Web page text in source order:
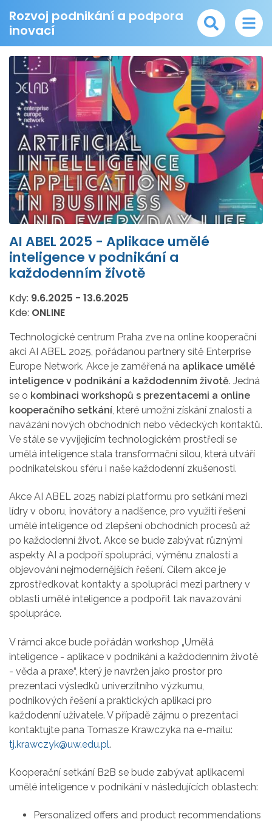
Rozvoj podnikání a podpora
inovací
AI ABEL 2025 - Aplikace umělé
inteligence v podnikání a
každodenním životě
Kdy: 9.6.2025 - 13.6.2025
Kde: ONLINE
Technologické centrum Praha zve na online kooperační
akci AI ABEL 2025, pořádanou partnery sítě Enterprise
Europe Network. Akce je zaměřená na aplikace umělé
inteligence v podnikání a každodenním životě. Jedná
se o kombinaci workshopů s prezentacemi a online
kooperačního setkání, které umožní získání znalostí a
navázání nových obchodních nebo vědeckých kontaktů.
Ve stále se vyvíjejícím technologickém prostředí se
umělá inteligence stala transformační silou, která utváří
podnikatelskou sféru i naše každodenní zkušenosti.
Akce AI ABEL 2025 nabízí platformu pro setkání mezi
lídry v oboru, inovátory a nadšence, pro využití řešení
umělé inteligence od zlepšení obchodních procesů až
po každodenní život. Akce se bude zabývat různými
aspekty AI a podpoří spolupráci, výměnu znalostí a
objevování nejmodernějších řešení. Cílem akce je
zprostředkovat kontakty a spolupráci mezi partnery v
oblasti umělé inteligence a podpořit tak navazování
spolupráce.
V rámci akce bude pořádán workshop „Umělá
inteligence - aplikace v podnikání a každodenním životě
- věda a praxe“, který je navržen jako prostor pro
prezentaci výsledků univerzitního výzkumu,
podnikových řešení a praktických aplikací pro
každodenní uživatele. V případě zájmu o prezentaci
kontaktujte pana Tomasze Krawczyka na e-mailu:
tj.krawczyk@uw.edu.pl.
Kooperační setkání B2B se bude zabývat aplikacemi
umělé inteligence v podnikání v následujících oblastech:
Personalized offers and product recommendations